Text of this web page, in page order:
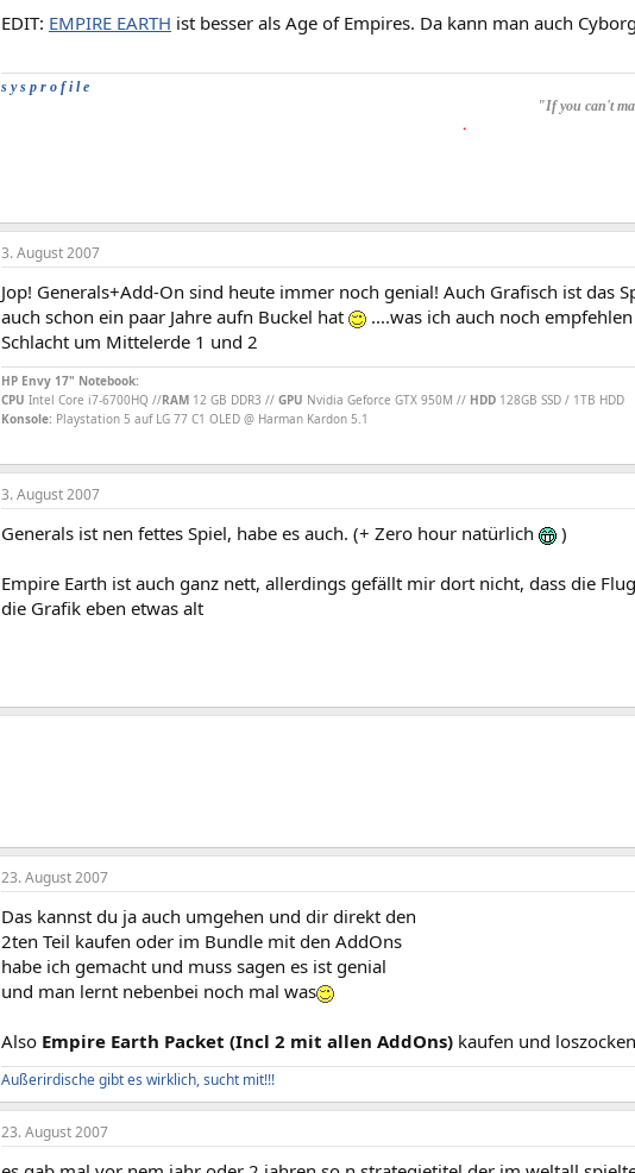
EDIT: EMPIRE EARTH ist besser als Age of Empires. Da kann man auch
s y s p r o f i l e
"If you can't
.
3. August 2007
Jop! Generals+Add-On sind heute immer noch genial! Auch Grafisch ist das
auch schon ein paar Jahre aufn Buckel hat
....was ich auch noch
Schlacht um Mittelerde 1 und 2
HP Envy 17" Notebook:
CPU Intel Core i7-6700HQ //RAM 12 GB DDR3 // GPU Nvidia Geforce GTX 950M // HDD 128GB SSD / 1TB HDD
Konsole: Playstation 5 auf LG 77 C1 OLED @ Harman Kardon 5.1
3. August 2007
Generals ist nen fettes Spiel, habe es auch. (+ Zero hour natürlich )
Empire Earth ist auch ganz nett, allerdings gefällt mir dort nicht, dass die
die Grafik eben etwas alt
23. August 2007
Das kannst du ja auch umgehen und dir direkt den
2ten Teil kaufen oder im Bundle mit den AddOns
habe ich gemacht und muss sagen es ist genial
und man lernt nebenbei noch mal was
Also Empire Earth Packet (Incl 2 mit allen AddOns) kaufen und loszocken
Außerirdische gibt es wirklich, sucht mit!!!
23. August 2007